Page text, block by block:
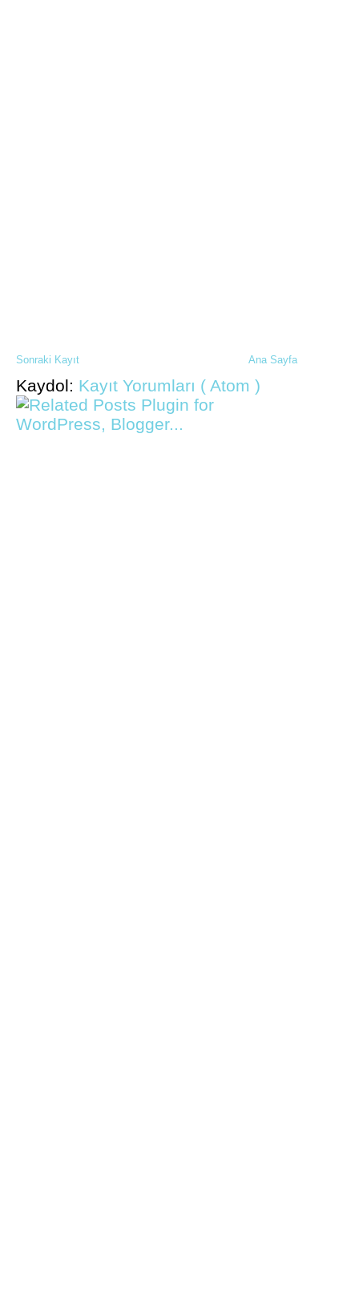
Sonraki Kayıt Ana Sayfa
Kaydol: Kayıt Yorumları ( Atom )